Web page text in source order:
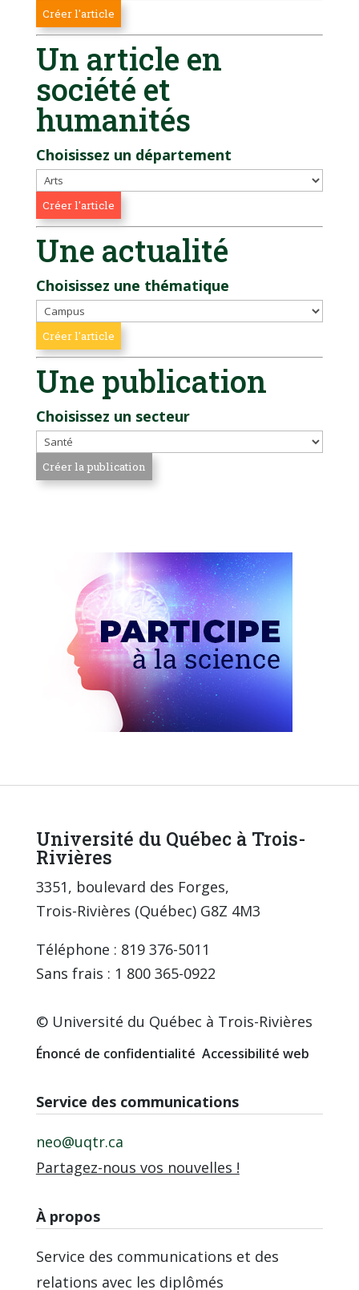
Un article en
société et
humanités
Choisissez un département
Une actualité
Choisissez une thématique
Une publication
Choisissez un secteur
Université du Québec à Trois-
Rivières
3351, boulevard des Forges,
Trois-Rivières (Québec) G8Z 4M3
Téléphone : 819 376-5011
Sans frais : 1 800 365-0922
© Université du Québec à Trois-Rivières
Énoncé de confidentialité Accessibilité web
Service des communications
neo@uqtr.ca
Partagez-nous vos nouvelles !
À propos
Service des communications et des
relations avec les diplômés